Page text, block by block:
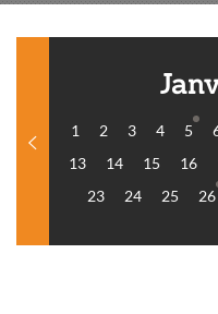
1 2 3 4 5
13
14 15 16
23
24 25 26